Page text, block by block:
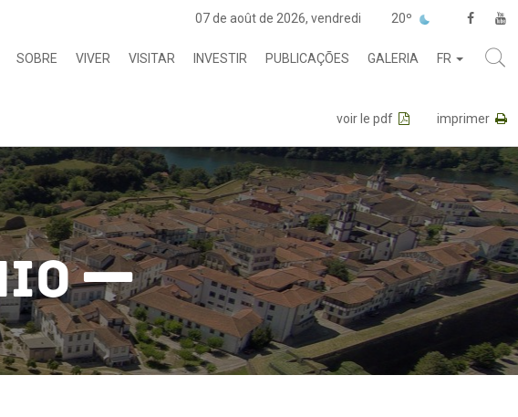
07 de août de 2026, vendredi 20º
SOBRE VIVER VISITAR INVESTIR PUBLICAÇÕES GALERIA FR
voir le pdf imprimer